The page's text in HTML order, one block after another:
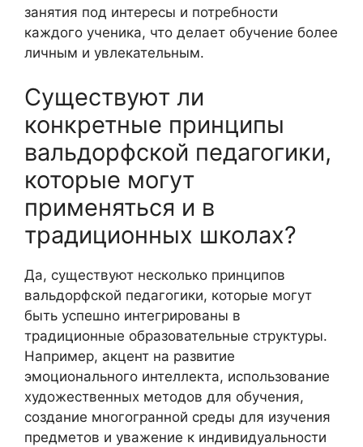
занятия под интересы и потребности
каждого ученика, что делает обучение более
личным и увлекательным.
Существуют ли
конкретные принципы
вальдорфской педагогики,
которые могут
применяться и в
традиционных школах?
Да, существуют несколько принципов
вальдорфской педагогики, которые могут
быть успешно интегрированы в
традиционные образовательные структуры.
Например, акцент на развитие
эмоционального интеллекта, использование
художественных методов для обучения,
создание многогранной среды для изучения
предметов и уважение к индивидуальности